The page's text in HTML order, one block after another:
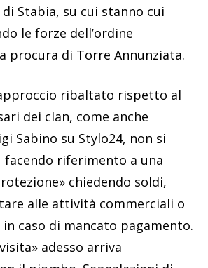
Stabia, su cui stanno cui
le forze dell’ordine
procura di Torre Annunziata.
ribaltato rispetto al
dei clan, come anche
Sabino su Stylo24, non si
facendo riferimento a una
chiedendo soldi,
alle attività commerciali o
caso di mancato pagamento.
adesso arriva